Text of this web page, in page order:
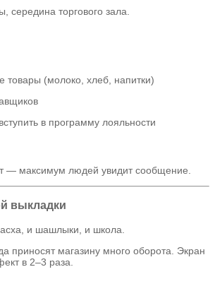
середина торгового зала.
товары (молоко, хлеб, напитки)
в программу лояльности
— максимум людей увидит сообщение.
выкладки
и шашлыки, и школа.
приносят магазину много оборота. Экран
в 2–3 раза.